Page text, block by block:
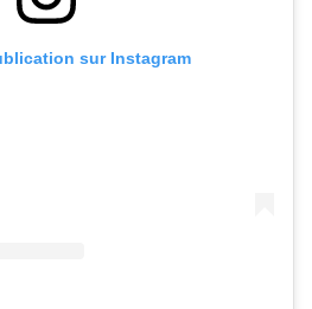
sur Instagram